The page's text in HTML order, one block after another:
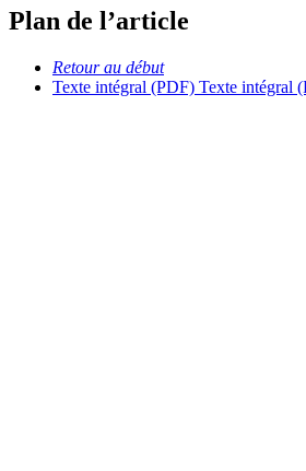
Plan de l’article
Retour au début
Texte intégral (PDF) Texte intégral